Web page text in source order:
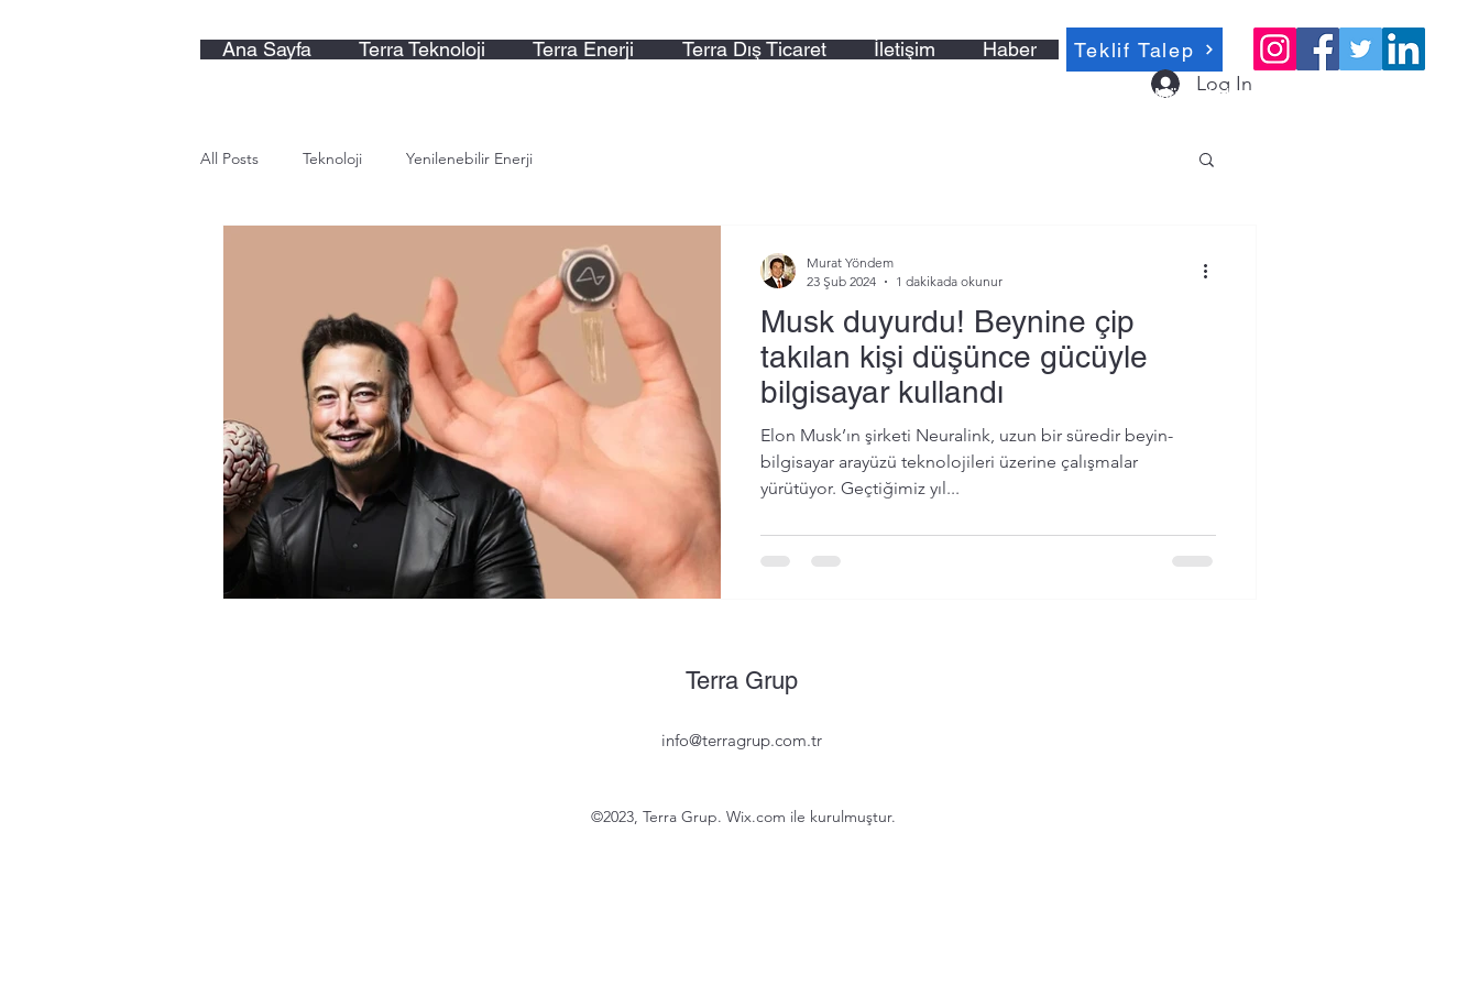
Ana Sayfa Terra Teknoloji Terra Enerji Terra Dış Ticaret İletişim Haber Teklif Talep
Log In
Müşteri Hizmetleri 0212 635 05 55
All Posts Teknoloji Yenilenebilir Enerji
Musk duyurdu! Beynine çip
takılan kişi düşünce gücüyle
bilgisayar kullandı
Elon Musk’ın şirketi Neuralink, uzun bir süredir beyin-
bilgisayar arayüzü teknolojileri üzerine çalışmalar
yürütüyor. Geçtiğimiz yıl...
Murat Yöndem
23 Şub 2024
1 dakikada okunur
Terra Grup
info@terragrup.com.tr
©2023, Terra Grup. Wix.com ile kurulmuştur.